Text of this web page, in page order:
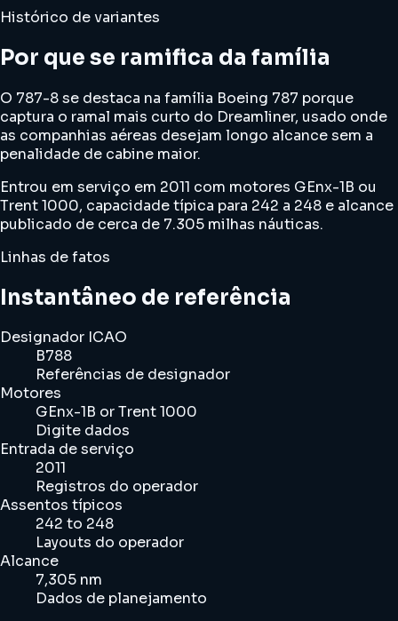
Histórico de variantes
Por que se ramifica da família
O 787-8 se destaca na família Boeing 787 porque
captura o ramal mais curto do Dreamliner, usado onde
as companhias aéreas desejam longo alcance sem a
penalidade de cabine maior.
Entrou em serviço em 2011 com motores GEnx-1B ou
Trent 1000, capacidade típica para 242 a 248 e alcance
publicado de cerca de 7.305 milhas náuticas.
Linhas de fatos
Instantâneo de referência
Designador ICAO
B788
Referências de designador
Motores
GEnx-1B or Trent 1000
Digite dados
Entrada de serviço
2011
Registros do operador
Assentos típicos
242 to 248
Layouts do operador
Alcance
7,305 nm
Dados de planejamento